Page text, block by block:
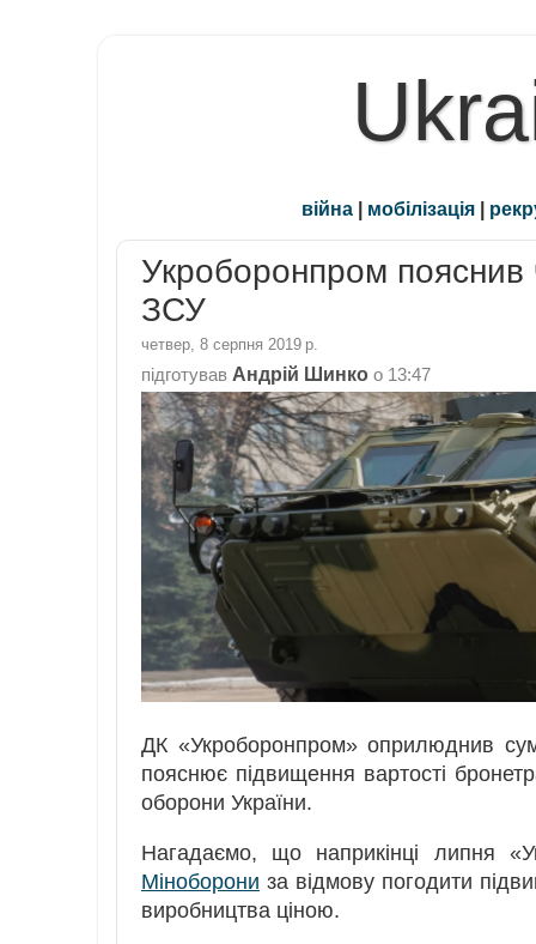
війна | мобілізація |
Укроборонпром пояснив
ЗСУ
четвер, 8 серпня 2019 р.
підготував Андрій Шинко о 13:47
ДК «Укроборонпром» оприлюднив
пояснює підвищення вартості
оборони України.
Нагадаємо, що наприкінці липня
Міноборони за відмову погодити
виробництва ціною.